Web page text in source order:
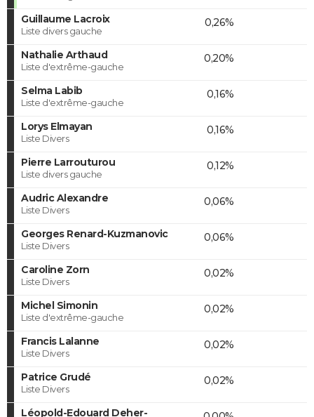
Guillaume Lacroix
Liste divers gauche
0,26%
Nathalie Arthaud
Liste d'extrême-gauche
0,20%
Selma Labib
Liste d'extrême-gauche
0,16%
Lorys Elmayan
Liste Divers
0,16%
Pierre Larrouturou
Liste divers gauche
0,12%
Audric Alexandre
Liste Divers
0,06%
Georges Renard-Kuzmanovic
Liste Divers
0,06%
Caroline Zorn
Liste Divers
0,02%
Michel Simonin
Liste d'extrême-gauche
0,02%
Francis Lalanne
Liste Divers
0,02%
Patrice Grudé
Liste Divers
0,02%
Léopold-Edouard Deher-